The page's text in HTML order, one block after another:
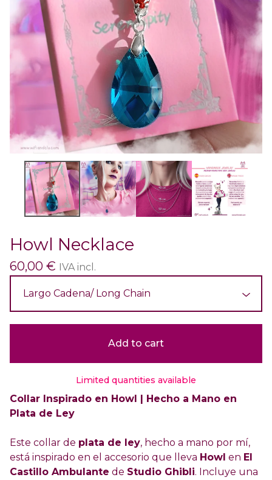
Howl Necklace
60,00 € IVA incl.
Add to cart
Limited quantities available
Collar Inspirado en Howl | Hecho a Mano en
Plata de Ley
Este collar de plata de ley, hecho a mano por mí,
está inspirado en el accesorio que lleva Howl en El
Castillo Ambulante de Studio Ghibli. Incluye una